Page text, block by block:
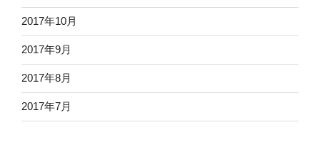
2017年10月
2017年9月
2017年8月
2017年7月